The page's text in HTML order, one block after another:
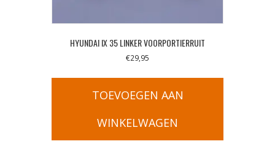
HYUNDAI IX 35 LINKER VOORPORTIERRUIT
€29,95
TOEVOEGEN AAN
WINKELWAGEN